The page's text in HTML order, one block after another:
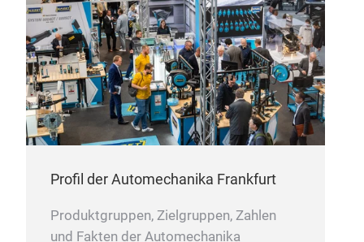
Profil der Automechanika Frankfurt
Produktgruppen, Zielgruppen, Zahlen
und Fakten der Automechanika